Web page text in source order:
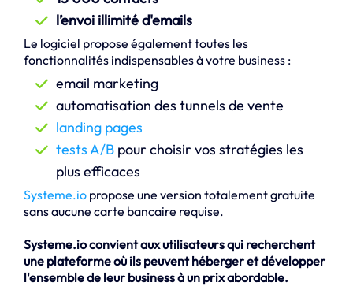
l’envoi illimité d'emails
Le logiciel propose également toutes les
fonctionnalités indispensables à votre business :
email marketing
automatisation des tunnels de vente
landing pages
tests A/B pour choisir vos stratégies les
plus efficaces
Systeme.io propose une version totalement gratuite
sans aucune carte bancaire requise.
Systeme.io convient aux utilisateurs qui recherchent
une plateforme où ils peuvent héberger et développer
l'ensemble de leur business à un prix abordable.